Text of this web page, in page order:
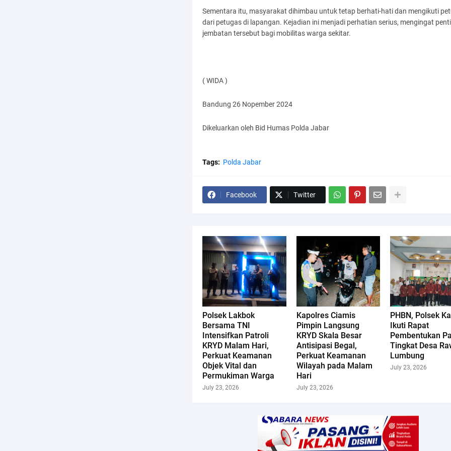
Sementara itu, masyarakat dihimbau untuk tetap berhati-hati dan mengikuti
dari petugas di lapangan. Kejadian ini menjadi perhatian serius, mengingat
jembatan tersebut bagi mobilitas warga sekitar.
( WIDA )
Bandung 26 Nopember 2024
Dikeluarkan oleh Bid Humas Polda Jabar
Tags: Polda Jabar
Facebook Twitter
Polsek Lakbok
Bersama TNI
Intensifkan Patroli
KRYD Malam Hari,
Perkuat Keamanan
Objek Vital dan
Permukiman Warga
July 23, 2026
Kapolres Ciamis
Pimpin Langsung
KRYD Skala Besar
Antisipasi Begal,
Perkuat Keamanan
Wilayah pada Malam
Hari
July 23, 2026
PHBN, Polsek
Ikuti Rapat
Pembentukan
Tingkat Desa
Lumbung
July 23, 2026